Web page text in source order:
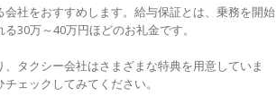
社をおすすめします。給与保証とは、乗務を開始
30万～40万円ほどのお礼金です。
タクシー会社はさまざまな特典を用意していま
ェックしてみてください。